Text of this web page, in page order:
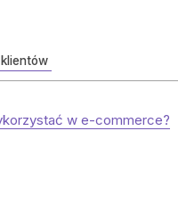
w e-commerce?